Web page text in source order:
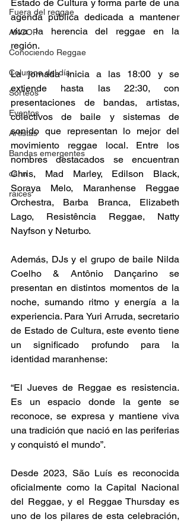
Fuera del reggae
ANCOP
Conociendo Reggae
Columna del día
Sorteos
Eventos
Artistas
Bandas emergentes
cann
raices
Estado de Cultura y forma parte de una
agenda pública dedicada a mantener
viva la herencia del reggae en la
región.
La jornada inicia a las 18:00 y se
extiende hasta las 22:30, con
presentaciones de bandas, artistas,
colectivos de baile y sistemas de
sonido que representan lo mejor del
movimiento reggae local. Entre los
nombres destacados se encuentran
Chris, Mad Marley, Edilson Black,
Soraya Melo, Maranhense Reggae
Orchestra, Barba Branca, Elizabeth
Lago, Resistência Reggae, Natty
Nayfson y Neturbo.
Además, DJs y el grupo de baile Nilda
Coelho & Antônio Dançarino se
presentan en distintos momentos de la
noche, sumando ritmo y energía a la
experiencia. Para Yuri Arruda, secretario
de Estado de Cultura, este evento tiene
un significado profundo para la
identidad maranhense:
“El Jueves de Reggae es resistencia.
Es un espacio donde la gente se
reconoce, se expresa y mantiene viva
una tradición que nació en las periferias
y conquistó el mundo”.
Desde 2023, São Luís es reconocida
oficialmente como la Capital Nacional
del Reggae, y el Reggae Thursday es
uno de los pilares de esta celebración,